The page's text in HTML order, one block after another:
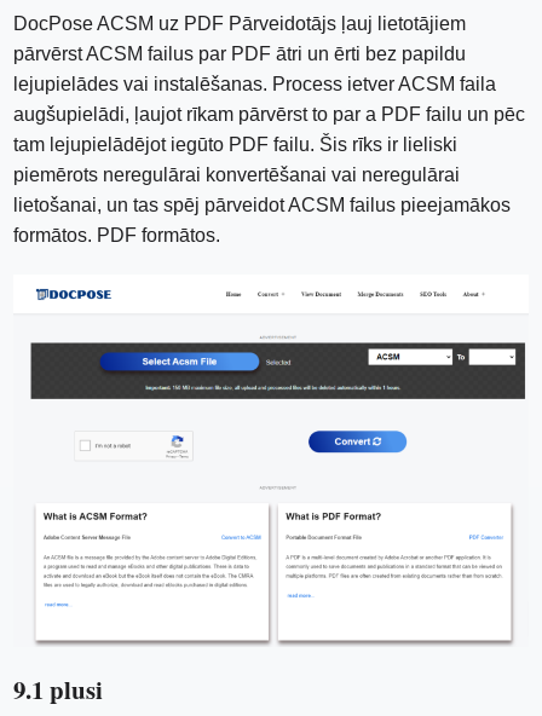
DocPose ACSM uz PDF Pārveidotājs ļauj lietotājiem
pārvērst ACSM failus par PDF ātri un ērti bez papildu
lejupielādes vai instalēšanas. Process ietver ACSM faila
augšupielādi, ļaujot rīkam pārvērst to par a PDF failu un pēc
tam lejupielādējot iegūto PDF failu. Šis rīks ir lieliski
piemērots neregulārai konvertēšanai vai neregulārai
lietošanai, un tas spēj pārveidot ACSM failus pieejamākos
formātos. PDF formātos.
9.1 plusi